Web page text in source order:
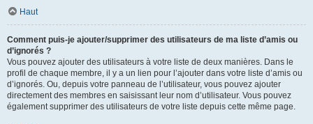
Haut
Comment puis-je ajouter/supprimer des utilisateurs de ma liste d’amis ou
d’ignorés ?
Vous pouvez ajouter des utilisateurs à votre liste de deux manières. Dans le
profil de chaque membre, il y a un lien pour l’ajouter dans votre liste d’amis ou
d’ignorés. Ou, depuis votre panneau de l’utilisateur, vous pouvez ajouter
directement des membres en saisissant leur nom d’utilisateur. Vous pouvez
également supprimer des utilisateurs de votre liste depuis cette même page.